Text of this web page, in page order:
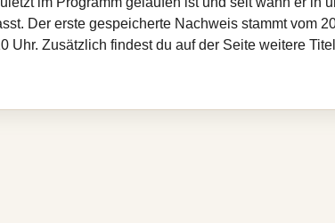
Der erste gespeicherte Nachweis stammt vom
Uhr. Zusätzlich findest du auf der Seite weitere